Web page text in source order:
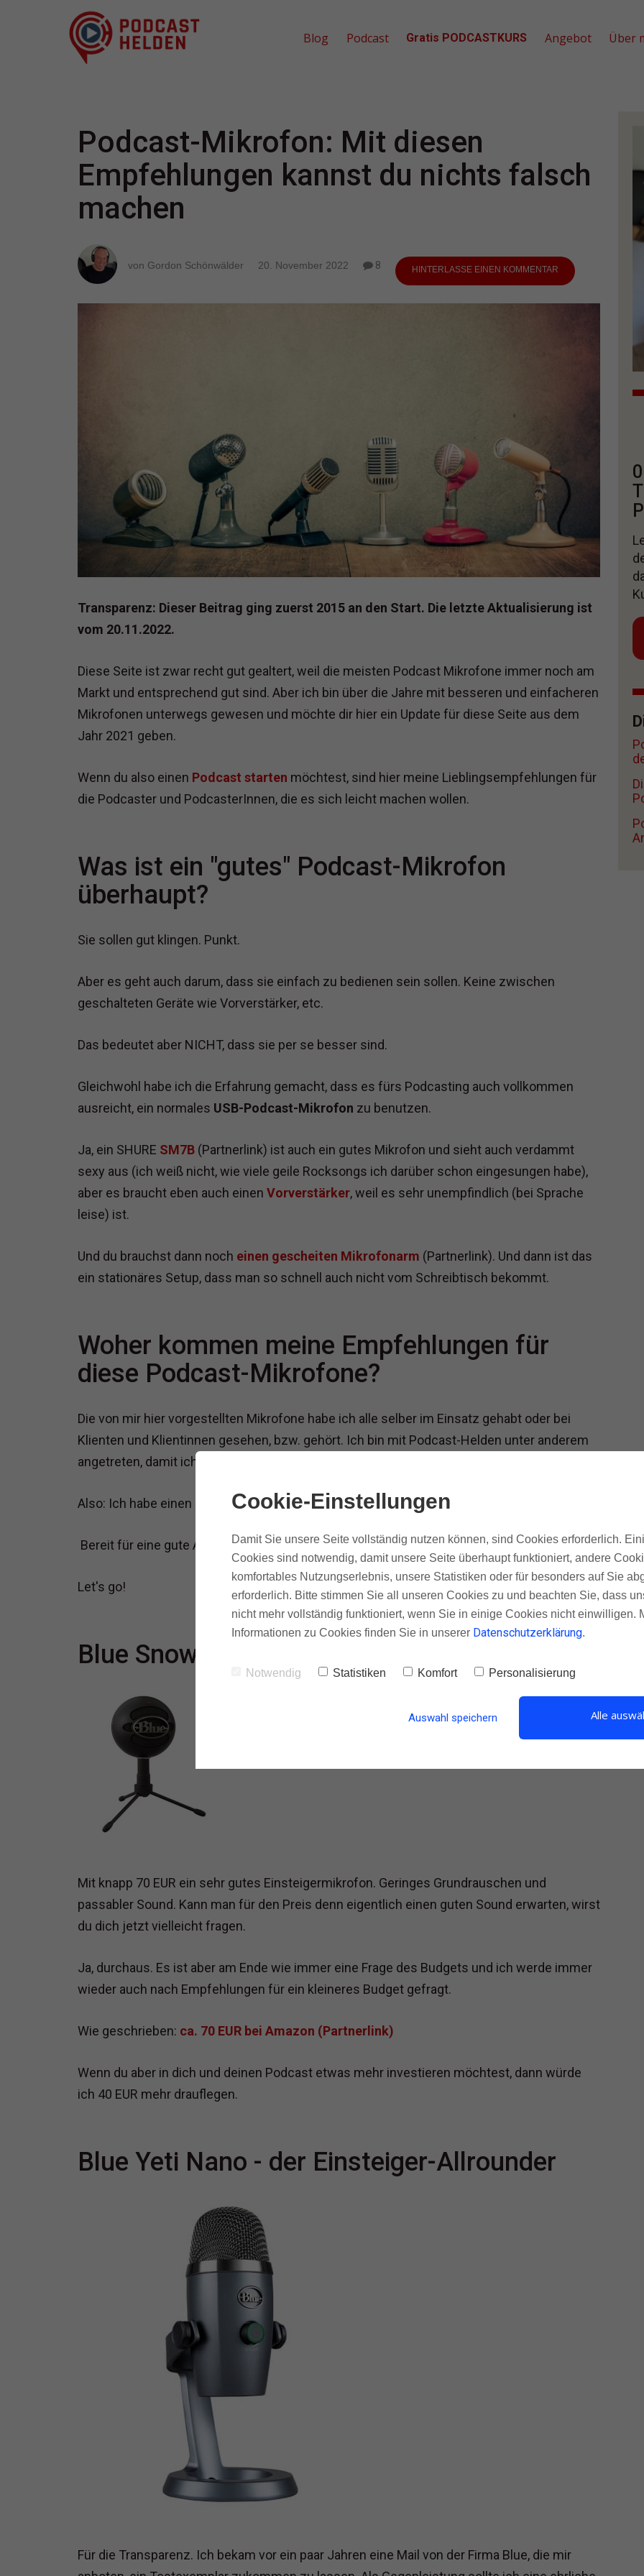
Blog Podcast Gratis PODCASTKURS Angebot Über
Podcast-Mikrofon: Mit diesen
Empfehlungen kannst du nichts falsch
machen
von Gordon Schönwälder 20. November 2022 8 HINTERLASSE EINEN KOMMENTAR
Transparenz: Dieser Beitrag ging zuerst 2015 an den Start. Die letzte Aktualisierung ist
vom 20.11.2022.
Diese Seite ist zwar recht gut gealtert, weil die meisten Podcast Mikrofone immer noch am
Markt und entsprechend gut sind. Aber ich bin über die Jahre mit besseren und einfacheren
Mikrofonen unterwegs gewesen und möchte dir hier ein Update für diese Seite aus dem
Jahr 2021 geben.
Wenn du also einen Podcast starten möchtest, sind hier meine Lieblingsempfehlungen für
die Podcaster und PodcasterInnen, die es sich leicht machen wollen.
Was ist ein "gutes" Podcast-Mikrofon
überhaupt?
Sie sollen gut klingen. Punkt.
Aber es geht auch darum, dass sie einfach zu bedienen sein sollen. Keine zwischen
geschalteten Geräte wie Vorverstärker, etc.
Das bedeutet aber NICHT, dass sie per se besser sind.
Gleichwohl habe ich die Erfahrung gemacht, dass es fürs Podcasting auch vollkommen
ausreicht, ein normales USB-Podcast-Mikrofon zu benutzen.
Ja, ein SHURE SM7B(Partnerlink) ist auch ein gutes Mikrofon und sieht auch verdammt
sexy aus (ich weiß nicht, wie viele geile Rocksongs ich darüber schon eingesungen habe),
aber es braucht eben auch einen Vorverstärker, weil es sehr unempfindlich (bei Sprache
leise) ist.
Und du brauchst dann noch einen gescheiten Mikrofonarm (Partnerlink). Und dann ist das
ein stationäres Setup, dass man so schnell auch nicht vom Schreibtisch bekommt.
Woher kommen meine Empfehlungen für
diese Podcast-Mikrofone?
Die von mir hier vorgestellten Mikrofone habe ich alle selber im Einsatz gehabt oder bei
Klienten und Klientinnen gesehen, bzw. gehört. Ich bin mit Podcast-Helden unter anderem
angetreten, damit ich dein Bullsxxt-Filter bin. ;)
Also: Ich habe einen Ruf zu verlieren.
Bereit für eine gute Aufnahme?
Let's go!
Blue Snowball - Der Einsteiger
Mit knapp 70 EUR ein sehr gutes Einsteigermikrofon. Geringes Grundrauschen und
passabler Sound. Kann man für den Preis denn eigentlich einen guten Sound erwarten, wirst
du dich jetzt vielleicht fragen.
Ja, durchaus. Es ist aber am Ende wie immer eine Frage des Budgets und ich werde immer
wieder auch nach Empfehlungen für ein kleineres Budget gefragt.
Wie geschrieben: ca. 70 EUR bei Amazon (Partnerlink)
Wenn du aber in dich und deinen Podcast etwas mehr investieren möchtest, dann würde
ich 40 EUR mehr drauflegen.
Blue Yeti Nano - der Einsteiger-Allrounder
Für die Transparenz. Ich bekam vor ein paar Jahren eine Mail von der Firma Blue, die mir
Cookie-Einstellungen
Damit Sie unsere Seite vollständig nutzen können, sind Cookies erforderlich.
Cookies sind notwendig, damit unsere Seite überhaupt funktioniert, andere
komfortables Nutzungserlebnis, unsere Statistiken oder für besonders auf Sie
erforderlich. Bitte stimmen Sie all unseren Cookies zu und beachten Sie, dass
nicht mehr vollständig funktioniert, wenn Sie in einige Cookies nicht einwilligen.
Informationen zu Cookies finden Sie in unserer Datenschutzerklärung.
Notwendig Statistiken Komfort Personalisierung
Auswahl speichern Alle